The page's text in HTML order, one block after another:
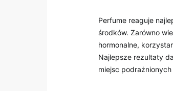
Perfume reaguje
środków. Zarówno
hormonalne,
Najlepsze rezultaty
miejsc